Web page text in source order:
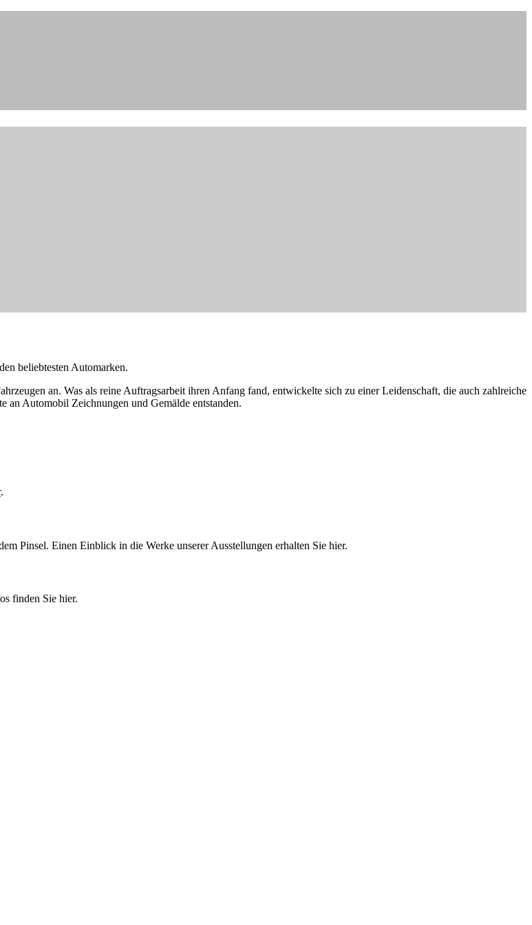
beliebtesten Automarken.
an. Was als reine Auftragsarbeit ihren Anfang fand, entwickelte sich zu einer Leidenschaft, die auch zahlreiche
an Automobil Zeichnungen und Gemälde entstanden.
.
Pinsel. Einen Einblick in die Werke unserer Ausstellungen erhalten Sie hier.
finden Sie hier.